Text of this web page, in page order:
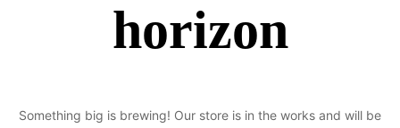
horizon
Something big is brewing! Our store is in the works and will be